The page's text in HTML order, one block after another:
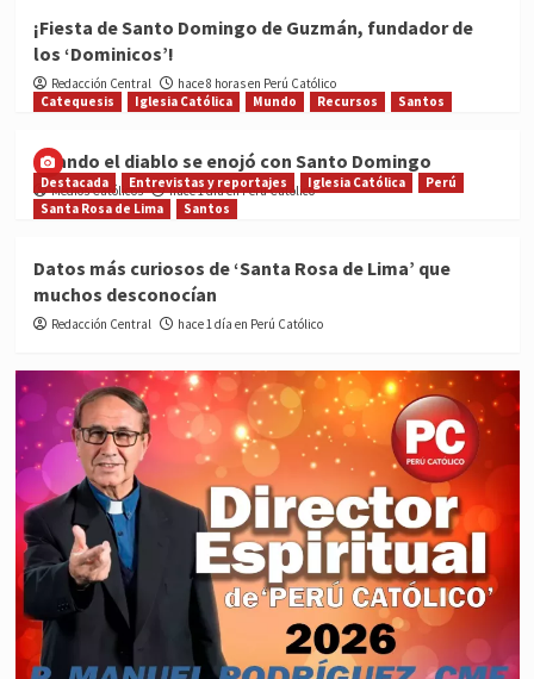
¡Fiesta de Santo Domingo de Guzmán, fundador de
los ‘Dominicos’!
Redacción Central
hace 8 horas en Perú Católico
Catequesis
Iglesia Católica Mundo Recursos Santos
Cuando el diablo se enojó con Santo Domingo
Medios Católicos hace 1 día en Perú Católico
Destacada Entrevistas y reportajes Iglesia Católica
Perú
Santa Rosa de Lima
Santos
Datos más curiosos de ‘Santa Rosa de Lima’ que
muchos desconocían
Redacción Central hace 1 día en Perú Católico